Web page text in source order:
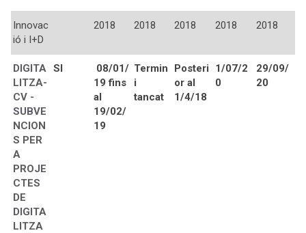
Innovac
ió i I+D
2018 2018 2018 2018 2018
DIGITA
LITZA-
CV -
SUBVE
NCION
S PER
A
PROJE
CTES
DE
DIGITA
LITZA
SI
08/01/
19 fins
al
19/02/
19
Termin
i
tancat
Posteri
or al
1/4/18
1/07/2
0
29/09/
20